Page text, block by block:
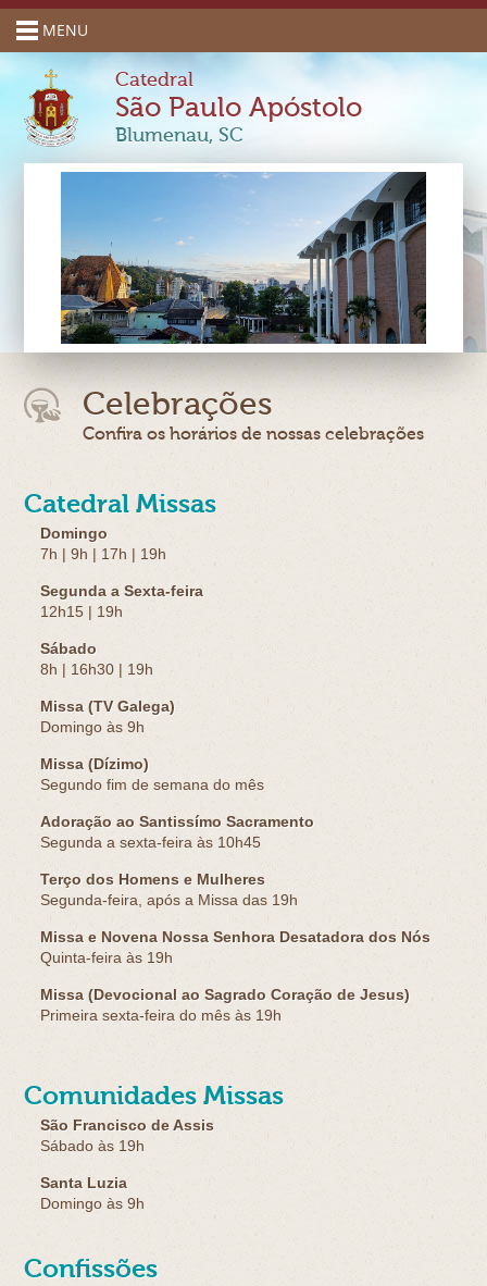
MENU
Catedral
São Paulo Apóstolo
Blumenau, SC
Celebrações
Confira os horários de nossas celebrações
Catedral Missas
Domingo
7h | 9h | 17h | 19h
Segunda a Sexta-feira
12h15 | 19h
Sábado
8h | 16h30 | 19h
Missa (TV Galega)
Domingo às 9h
Missa (Dízimo)
Segundo fim de semana do mês
Adoração ao Santissímo Sacramento
Segunda a sexta-feira às 10h45
Terço dos Homens e Mulheres
Segunda-feira, após a Missa das 19h
Missa e Novena Nossa Senhora Desatadora dos Nós
Quinta-feira às 19h
Missa (Devocional ao Sagrado Coração de Jesus)
Primeira sexta-feira do mês às 19h
Comunidades Missas
São Francisco de Assis
Sábado às 19h
Santa Luzia
Domingo às 9h
Confissões